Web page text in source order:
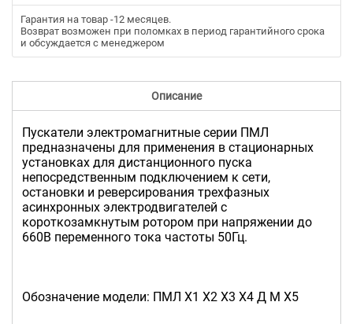
Гарантия на товар -12 месяцев.
Возврат возможен при поломках в период гарантийного срока
и обсуждается с менеджером
Описание
Пускатели электромагнитные серии ПМЛ
предназначены для применения в стационарных
установках для дистанционного пуска
непосредственным подключением к сети,
остановки и реверсирования трехфазных
асинхронных электродвигателей с
короткозамкнутым ротором при напряжении до
660В переменного тока частоты 50Гц.
Обозначение модели: ПМЛ Х1 Х2 Х3 Х4 Д М Х5